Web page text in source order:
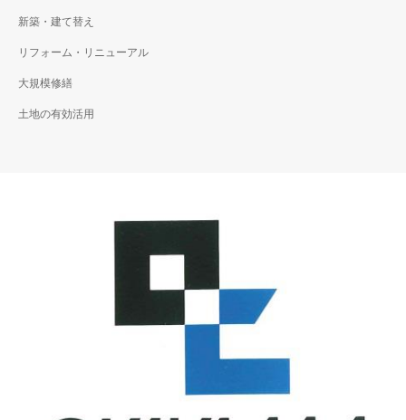
新築・建て替え
リフォーム・リニューアル
大規模修繕
土地の有効活用